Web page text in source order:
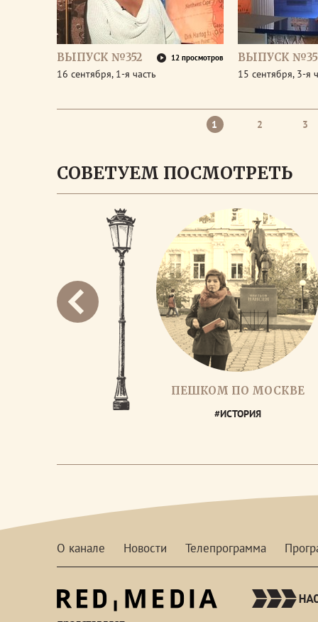
ВЫПУСК №352 12 просмотров
16 сентября, 1-я часть
ВЫПУСК
15 сентября, 3-я
1 2 3
СОВЕТУЕМ ПОСМОТРЕТЬ
ПЕШКОМ ПО МОСКВЕ
#ИСТОРИЯ
О канале Новости Телепрограмма